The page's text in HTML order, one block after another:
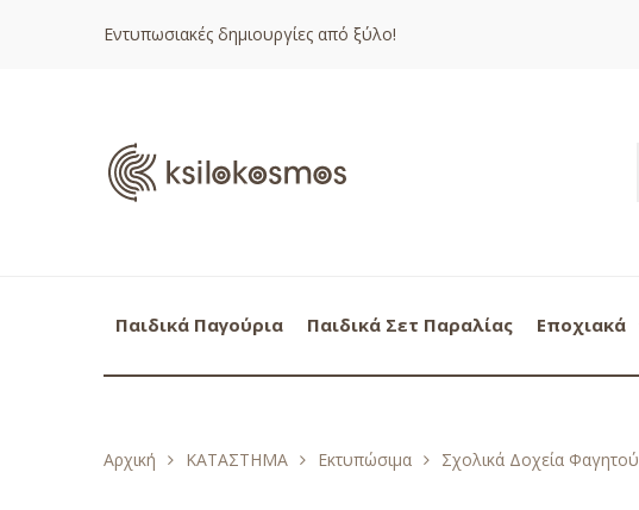
Εντυπωσιακές δημιουργίες από ξύλο!
Παιδικά Παγούρια Παιδικά Σετ Παραλίας Εποχιακά
Αρχική ΚΑΤΑΣΤΗΜΑ Εκτυπώσιμα Σχολικά Δοχεία Φαγητού